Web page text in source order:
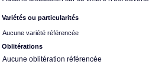
Variétés ou particularités
Aucune variété référencée
Oblitérations
Aucune oblitération référencée